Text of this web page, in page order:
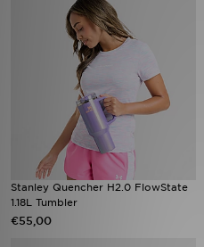
Stanley Quencher H2.0 FlowState
1.18L Tumbler
€55,00
Wie wij zijn